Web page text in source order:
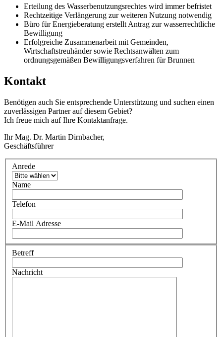
Erteilung des Wasserbenutzungsrechtes wird immer befristet
Rechtzeitige Verlängerung zur weiteren Nutzung notwendig
Büro für Energieberatung erstellt Antrag zur wasserrechtliche
Bewilligung
Erfolgreiche Zusammenarbeit mit Gemeinden,
Wirtschaftstreuhänder sowie Rechtsanwälten zum
ordnungsgemäßen Bewilligungsverfahren für Brunnen
Kontakt
Benötigen auch Sie entsprechende Unterstützung und suchen einen
zuverlässigen Partner auf diesem Gebiet?
Ich freue mich auf Ihre Kontaktanfrage.
Ihr Mag. Dr. Martin Dirnbacher,
Geschäftsführer
Anrede
Name
Telefon
E-Mail Adresse
Betreff
Nachricht